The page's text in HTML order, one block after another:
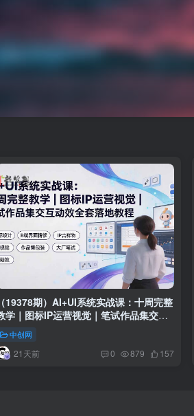
（19378期）AI+UI系统实战课：十周完整
学｜图标IP运营视觉｜笔试作品集交互
动效全套落地教程
中创网
21天前 0 879 157